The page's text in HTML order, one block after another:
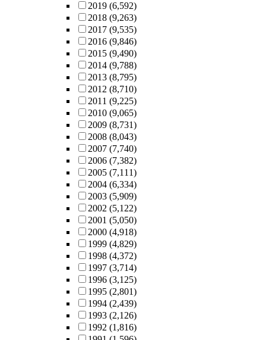
2019 (6,592)
2018 (9,263)
2017 (9,535)
2016 (9,846)
2015 (9,490)
2014 (9,788)
2013 (8,795)
2012 (8,710)
2011 (9,225)
2010 (9,065)
2009 (8,731)
2008 (8,043)
2007 (7,740)
2006 (7,382)
2005 (7,111)
2004 (6,334)
2003 (5,909)
2002 (5,122)
2001 (5,050)
2000 (4,918)
1999 (4,829)
1998 (4,372)
1997 (3,714)
1996 (3,125)
1995 (2,801)
1994 (2,439)
1993 (2,126)
1992 (1,816)